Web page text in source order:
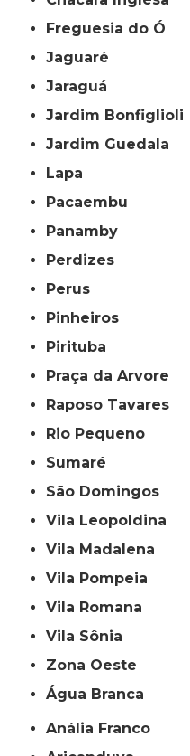
Freguesia do Ó
Jaguaré
Jaraguá
Jardim Bonfiglioli
Jardim Guedala
Lapa
Pacaembu
Panamby
Perdizes
Perus
Pinheiros
Pirituba
Praça da Arvore
Raposo Tavares
Rio Pequeno
Sumaré
São Domingos
Vila Leopoldina
Vila Madalena
Vila Pompeia
Vila Romana
Vila Sônia
Zona Oeste
Água Branca
Anália Franco